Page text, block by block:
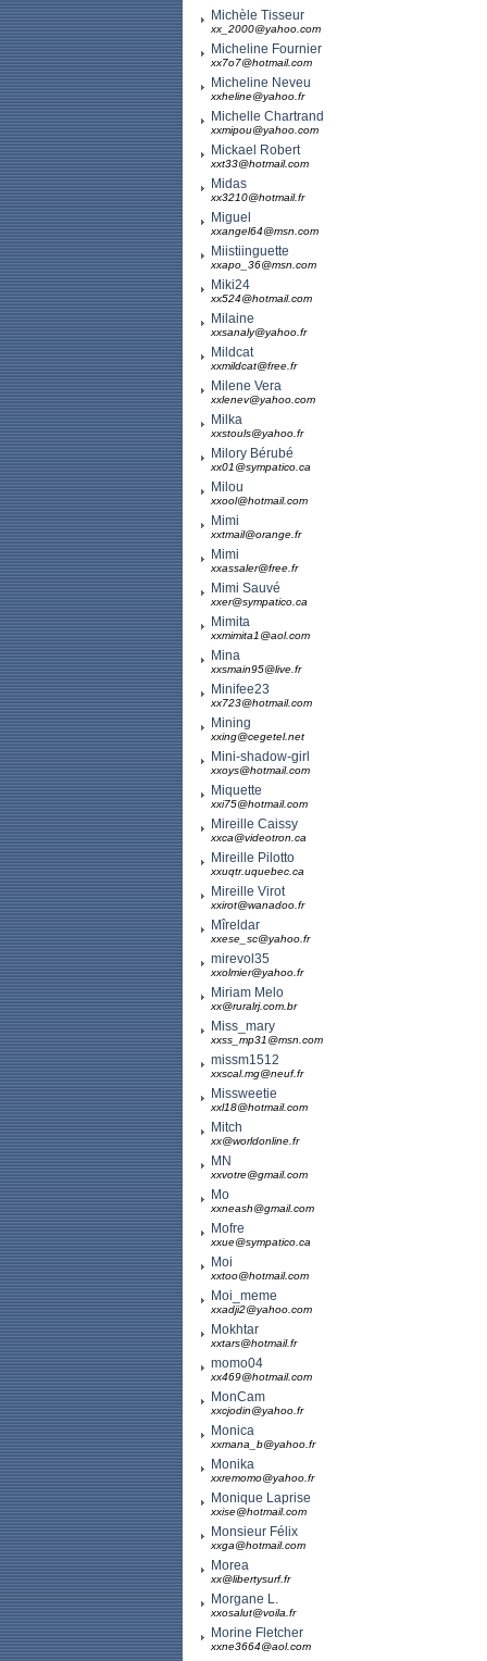
Michèle Tisseur
xx_2000@yahoo.com
Micheline Fournier
xx7o7@hotmail.com
Micheline Neveu
xxheline@yahoo.fr
Michelle Chartrand
xxmipou@yahoo.com
Mickael Robert
xxt33@hotmail.com
Midas
xx3210@hotmail.fr
Miguel
xxangel64@msn.com
Miistiinguette
xxapo_36@msn.com
Miki24
xx524@hotmail.com
Milaine
xxsanaly@yahoo.fr
Mildcat
xxmildcat@free.fr
Milene Vera
xxlenev@yahoo.com
Milka
xxstouls@yahoo.fr
Milory Bérubé
xx01@sympatico.ca
Milou
xxool@hotmail.com
Mimi
xxtmail@orange.fr
Mimi
xxassaler@free.fr
Mimi Sauvé
xxer@sympatico.ca
Mimita
xxmimita1@aol.com
Mina
xxsmain95@live.fr
Minifee23
xx723@hotmail.com
Mining
xxing@cegetel.net
Mini-shadow-girl
xxoys@hotmail.com
Miquette
xxi75@hotmail.com
Mireille Caissy
xxca@videotron.ca
Mireille Pilotto
xxuqtr.uquebec.ca
Mireille Virot
xxirot@wanadoo.fr
Mîreldar
xxese_sc@yahoo.fr
mirevol35
xxolmier@yahoo.fr
Miriam Melo
xx@ruralrj.com.br
Miss_mary
xxss_mp31@msn.com
missm1512
xxscal.mg@neuf.fr
Missweetie
xxl18@hotmail.com
Mitch
xx@worldonline.fr
MN
xxvotre@gmail.com
Mo
xxneash@gmail.com
Mofre
xxue@sympatico.ca
Moi
xxtoo@hotmail.com
Moi_meme
xxadji2@yahoo.com
Mokhtar
xxtars@hotmail.fr
momo04
xx469@hotmail.com
MonCam
xxcjodin@yahoo.fr
Monica
xxmana_b@yahoo.fr
Monika
xxremomo@yahoo.fr
Monique Laprise
xxise@hotmail.com
Monsieur Félix
xxga@hotmail.com
Morea
xx@libertysurf.fr
Morgane L.
xxosalut@voila.fr
Morine Fletcher
xxne3664@aol.com